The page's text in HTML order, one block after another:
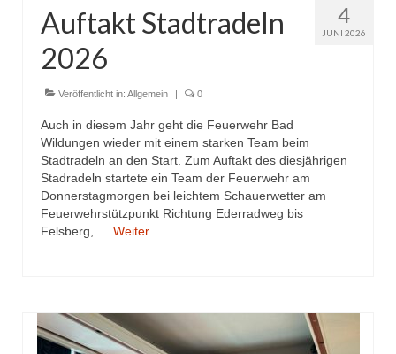
Tanklöschfahrzeug TLF 4000
Rüstwagen RW 1
Gerätewagen Logistik GW-L 2
Tanklöschfahrzeug TLF 16/24 Tr
Gerätewagen Gefahrgut GW-G
Kommandowagen KdoW
4
JUNI 2026
Auftakt Stadtradeln
2026
Veröffentlicht in: Allgemein | 0
Auch in diesem Jahr geht die Feuerwehr Bad
Wildungen wieder mit einem starken Team beim
Stadtradeln an den Start. Zum Auftakt des diesjährigen
Stadradeln startete ein Team der Feuerwehr am
Donnerstagmorgen bei leichtem Schauerwetter am
Feuerwehrstützpunkt Richtung Ederradweg bis
Felsberg, … Weiter